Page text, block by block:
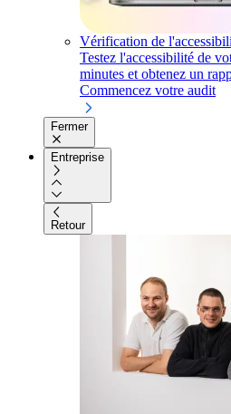
Vérification de
Testez l'accessibilité de
minutes et obtenez un
Commencez votre audit
Fermer
Entreprise
Retour